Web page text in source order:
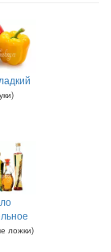
)
ложки)